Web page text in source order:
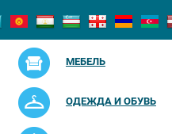
МЕБЕЛЬ
ОДЕЖДА И ОБУВЬ